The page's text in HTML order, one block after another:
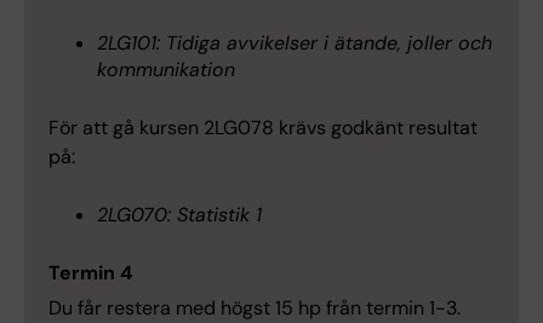
2LG101: Tidiga avvikelser i ätande, joller och
kommunikation
För att gå kursen 2LG078 krävs godkänt resultat
på:
2LG070: Statistik 1
Termin 4
Du får restera med högst 15 hp från termin 1-3.